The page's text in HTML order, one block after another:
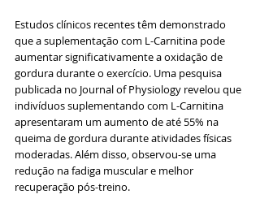
Estudos clínicos recentes têm demonstrado
que a suplementação com L-Carnitina pode
aumentar significativamente a oxidação de
gordura durante o exercício. Uma pesquisa
publicada no Journal of Physiology revelou que
indivíduos suplementando com L-Carnitina
apresentaram um aumento de até 55% na
queima de gordura durante atividades físicas
moderadas. Além disso, observou-se uma
redução na fadiga muscular e melhor
recuperação pós-treino.